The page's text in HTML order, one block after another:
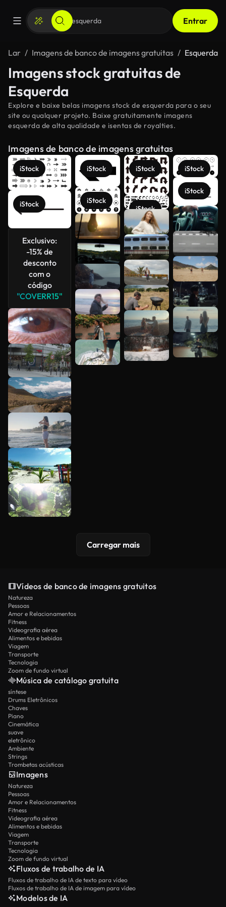
Entrar
Lar Imagens de banco de imagens gratuitas Esquerda
Imagens stock gratuitas de
Esquerda
Explore e baixe belas imagens stock de esquerda para o seu
site ou qualquer projeto. Baixe gratuitamente imagens
esquerda de alta qualidade e isentas de royalties.
Imagens de banco de imagens gratuitas
iStock
iStock
Exclusivo:
-15% de
desconto
com o
código
"COVERR15"
iStock
iStock
iStock
iStock
iStock
iStock
Veja mais
Carregar mais
Vídeos de banco de imagens gratuitos
Natureza
Pessoas
Amor e Relacionamentos
Fitness
Videografia aérea
Alimentos e bebidas
Viagem
Transporte
Tecnologia
Zoom de fundo virtual
Música de catálogo gratuita
síntese
Drums Eletrônicos
Chaves
Piano
Cinemática
suave
eletrônico
Ambiente
Strings
Trombetas acústicas
Imagens
Natureza
Pessoas
Amor e Relacionamentos
Fitness
Videografia aérea
Alimentos e bebidas
Viagem
Transporte
Tecnologia
Zoom de fundo virtual
Fluxos de trabalho de IA
Fluxos de trabalho de IA de texto para vídeo
Fluxos de trabalho de IA de imagem para vídeo
Modelos de IA